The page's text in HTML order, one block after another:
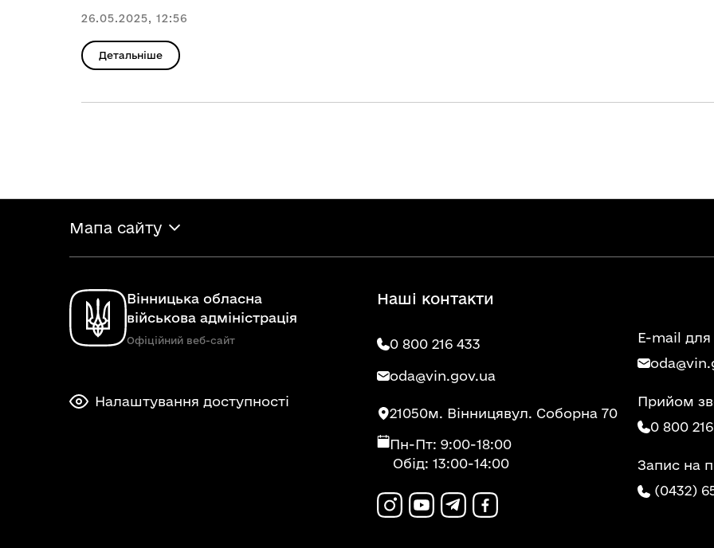
26.05.2025, 12:56
Детальніше
Мапа сайту
Вінницька обласна
військова адміністрація
Офіційний веб-сайт
Налаштування доступності
Наші контакти
0 800 216 433
oda@vin.gov.ua
21050м. Вінницявул. Соборна 70
Пн-Пт: 9:00-18:00
Обід: 13:00-14:00
E-mail
Прийом
0 800
Запис на
(0432)